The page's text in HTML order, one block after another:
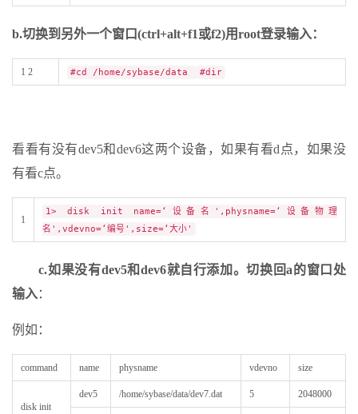
b.切换到另外一个窗口(ctrl+alt+f1或f2)用root登录输入：
1 2 #cd /home/sybase/data #dir
看看有没有dev5和dev6这两个设备，如果有看d点，如果没
有看c点。
1
1> disk init name=‘设备名',physname=‘设备物理
名',vdevno=‘编号',size=‘大小'
c.如果没有dev5和dev6就自行添加。切换回a的窗口处
输入：
例如：
command name physname vdevno size
disk init
dev5 /home/sybase/data/dev7.dat 5 2048000